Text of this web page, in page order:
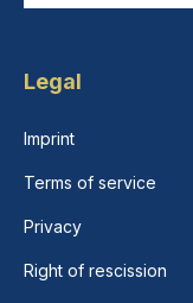
Legal
Imprint
Terms of service
Privacy
Right of rescission